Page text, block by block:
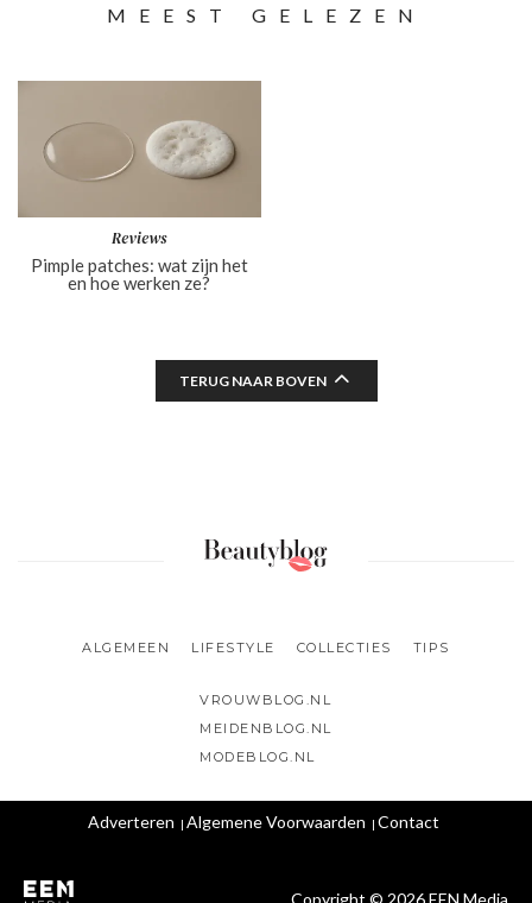
MEEST GELEZEN
Reviews
Pimple patches: wat zijn het
en hoe werken ze?
TERUG NAAR BOVEN
ALGEMEEN LIFESTYLE COLLECTIES TIPS
VROUWBLOG.NL
MEIDENBLOG.NL
MODEBLOG.NL
Copyright © 2026 EEN Media
Adverteren Algemene Voorwaarden Contact